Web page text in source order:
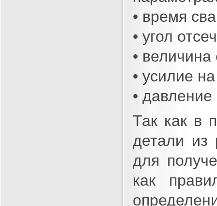
• время
• угол
• величина
• усилие
•
Так как в
детали из
для
как